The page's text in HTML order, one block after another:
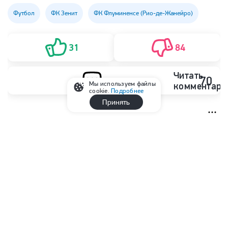
Футбол ФК Зенит ФК Флуминенсе (Рио-де-Жанейро)
31 84
Читать70
Мы используем файлы
cookie.Подробнее
Принять